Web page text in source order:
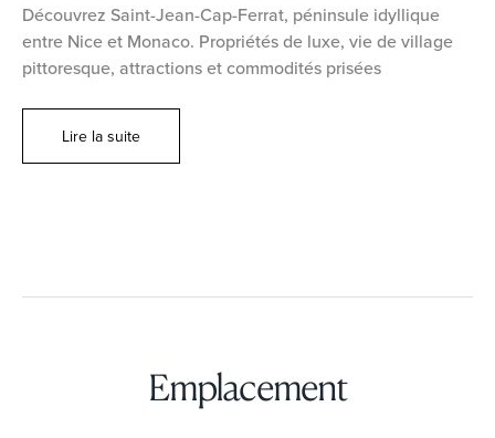
Découvrez Saint-Jean-Cap-Ferrat, péninsule idyllique
entre Nice et Monaco. Propriétés de luxe, vie de village
pittoresque, attractions et commodités prisées
Lire la suite
Emplacement